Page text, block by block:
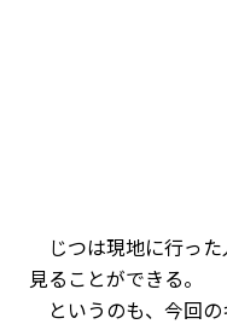
じつは現地に行っ
見ることができる。
というのも、今回